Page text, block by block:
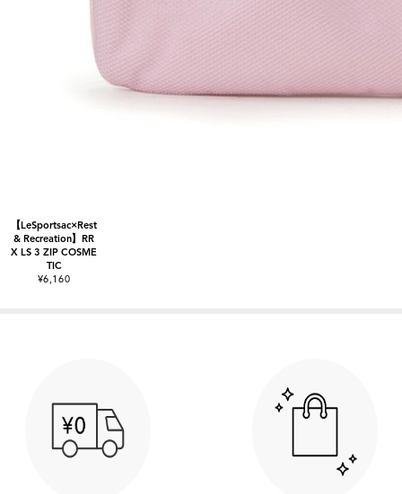
【LeSportsac×Rest
& Recreation】RR
X LS 3 ZIP COSME
TIC
¥6,160